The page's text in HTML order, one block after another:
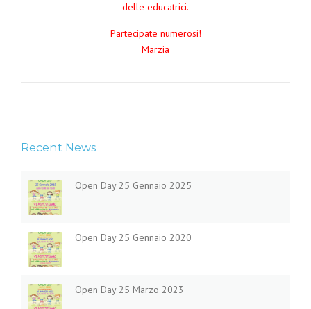
delle educatrici.
Partecipate numerosi!
Marzia
Recent News
Open Day 25 Gennaio 2025
Open Day 25 Gennaio 2020
Open Day 25 Marzo 2023